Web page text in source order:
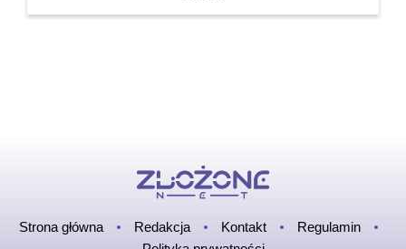
Strona główna Redakcja Kontakt
Regulamin